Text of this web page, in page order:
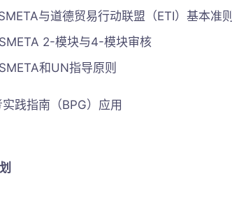
与道德贸易行动联盟（ETI）基本准则
2-模块与4-模块审核
和UN指导原则
践指南（BPG）应用